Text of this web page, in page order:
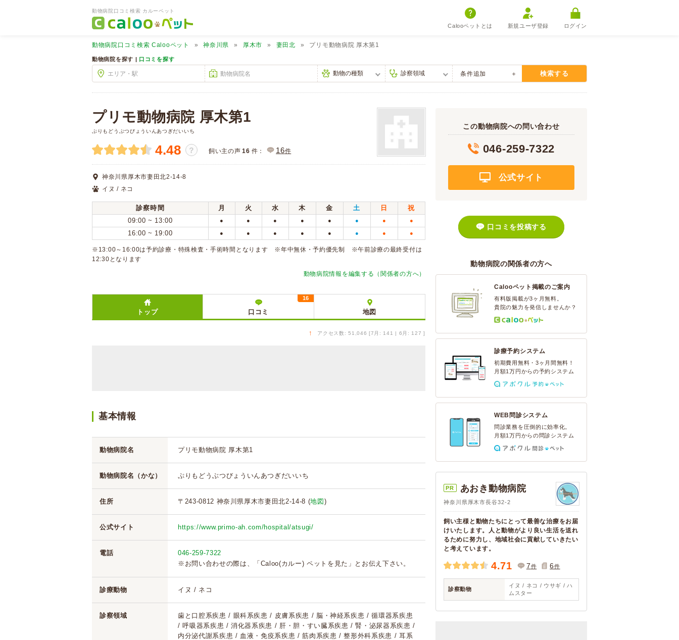
動物病院口コミ検索 カルーペット
Calooペットとは 新規ユーザ登録 ログイン
動物病院口コミ検索 Calooペット 神奈川県 厚木市 妻田北 プリモ動物病院 厚木第1
動物病院を探す | 口コミを探す
条件追加 検索する
プリモ動物病院 厚木第1
ぷりもどうぶつびょういんあつぎだいいち
4.48 ？ 飼い主の声 16 件： 16件
神奈川県厚木市妻田北2-14-8
イヌ / ネコ
診察時間 月 火 水 木 金 土 日
祝
09:00 ~ 13:00
● ● ● ● ● ● ● ●
16:00 ~ 19:00 ● ● ● ● ● ● ● ●
※13:00～16:00は予約診療・特殊検査・手術時間となります ※年中無休・予約優先制 ※午前診療の最終受付は
12:30となります
動物病院情報を編集する（関係者の方へ）
トップ 口コミ
16
地図
↑ アクセス数: 51,046 [7月: 141 | 6月: 127 ]
基本情報
動物病院名 プリモ動物病院 厚木第1
動物病院名（かな） ぷりもどうぶつびょういんあつぎだいいち
住所 〒243-0812 神奈川県厚木市妻田北2-14-8 (地図 )
公式サイト https://www.primo-ah.com/hospital/atsugi/
電話
046-259-7322
※お問い合わせの際は、「Caloo(カルー) ペットを見た」とお伝え下さい。
診療動物 イヌ / ネコ
診察領域
歯と口腔系疾患 / 眼科系疾患 / 皮膚系疾患 / 脳・神経系疾患 / 循環器系疾患
/ 呼吸器系疾患 / 消化器系疾患 / 肝・胆・すい臓系疾患 / 腎・泌尿器系疾患 /
内分泌代謝系疾患 / 血液・免疫系疾患 / 筋肉系疾患 / 整形外科系疾患 / 耳系
この動物病院への問い合わせ
046-259-7322
公式サイト
口コミを投稿する
動物病院の関係者の方へ
Calooペット掲載のご案内
有料版掲載が3ヶ月無料。
貴院の魅力を発信しませんか？
診療予約システム
初期費用無料・3ヶ月間無料！
月額1万円からの予約システム
WEB問診システム
問診業務を圧倒的に効率化。
月額1万円からの問診システム
PR あおき動物病院
神奈川県厚木市長谷32-2
飼い主様と動物たちにとって最善な治療をお届
けいたします。人と動物がより良い生活を送れ
るために努力し、地域社会に貢献していきたい
と考えています。
4.71 7件 6件
診察動物
イヌ / ネコ / ウサギ / ハ
ムスター